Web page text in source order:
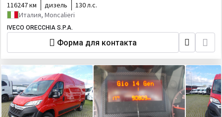
116247 км дизель
130 л.с.
Италия, Moncalieri
IVECO ORECCHIA S.P.A.
Форма для контакта